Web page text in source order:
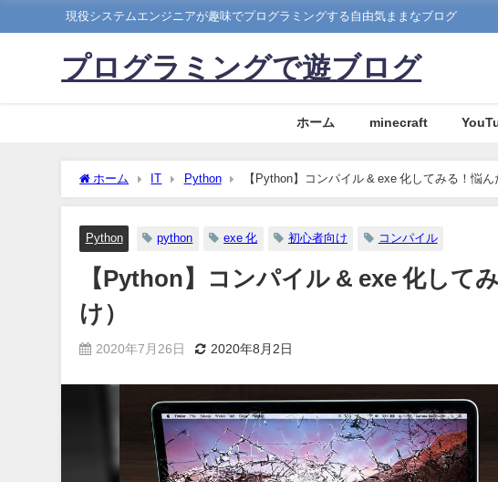
現役システムエンジニアが趣味でプログラミングする自由気ままなブログ
プログラミングで遊ブログ
ホーム minecraft
ホーム IT Python 【Python】コンパイル & exe 化してみる！悩ん
Python python exe 化 初心者向け コンパイル
【Python】コンパイル & exe 化して
け）
2020年7月26日 2020年8月2日